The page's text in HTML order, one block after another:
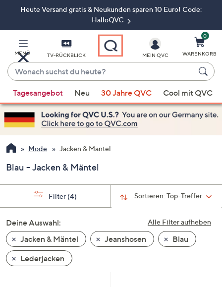
ZumHeute Versand gratis & Neukunden sparen 10 Euro! Code:
HalloQVC
MENÜ TV-RÜCKBLICK
Wonach
suchst
du
heute?
Vorschläge
verfügbar
sind,
verwenden
Sie
Pfeiltasten
nach
und
nach
unten
oder
wischen
Sie
MEIN QVC
0
WARENKORB
Tagesangebot Neu 30 Jahre QVC Cool mit QVC
Mode Jacken & Mäntel
Blau - Jacken & Mäntel
Sortieren:Top-Treffer
Filter (4)
Alle Filter aufheben
Deine Auswahl:
Jacken & Mäntel
Jeanshosen
Blau
Lederjacken